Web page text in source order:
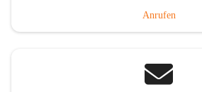
Anrufen